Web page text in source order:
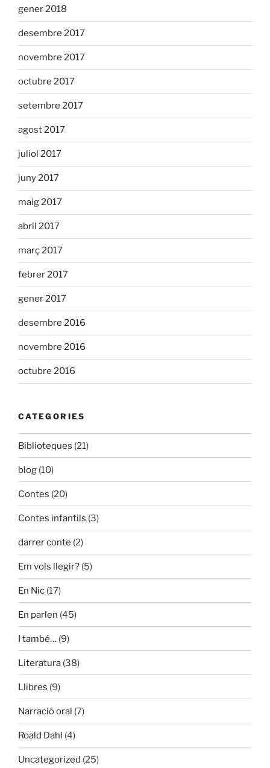
gener 2018
desembre 2017
novembre 2017
octubre 2017
setembre 2017
agost 2017
juliol 2017
juny 2017
maig 2017
abril 2017
març 2017
febrer 2017
gener 2017
desembre 2016
novembre 2016
octubre 2016
CATEGORIES
Biblioteques (21)
blog (10)
Contes (20)
Contes infantils (3)
darrer conte (2)
Em vols llegir? (5)
En Nic (17)
En parlen (45)
I també… (9)
Literatura (38)
Llibres (9)
Narració oral (7)
Roald Dahl (4)
Uncategorized (25)